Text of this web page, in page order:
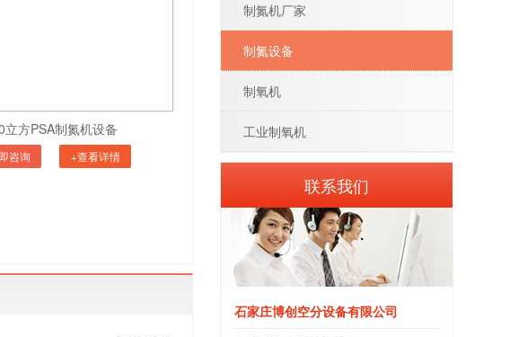
立方PSA制氮机设备
咨询 +查看详情
制氮机厂家
制氮设备
制氧机
工业制氧机
联系我们
石家庄博创空分设备有限公司